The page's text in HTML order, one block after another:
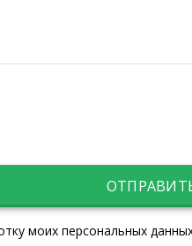
моих персональных